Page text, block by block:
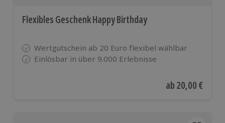
Flexibles Geschenk Happy Birthday
Wertgutschein ab 20 Euro flexibel wählbar
Einlösbar in über 9.000 Erlebnisse
Aktueller Preis
ab20,00 €